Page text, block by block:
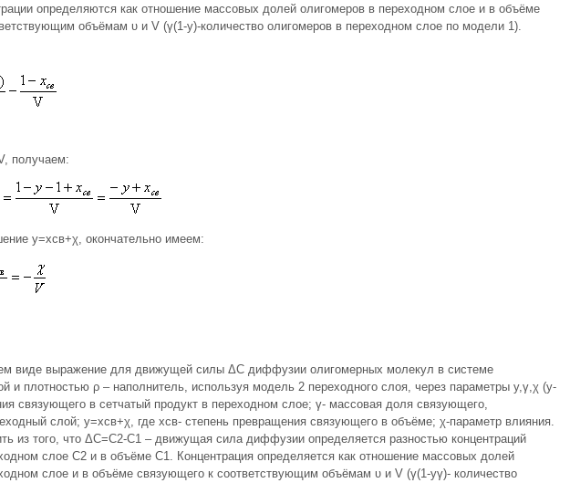
определяются как отношение массовых долей олигомеров в переходном слое и в объёме
объёмам υ и V (γ(1-y)-количество олигомеров в переходном слое по модели 1).
получаем:
y=xсв+χ, окончательно имеем:
виде выражение для движущей силы ΔС диффузии олигомерных молекул в системе
и плотностью ρ – наполнитель, используя модель 2 переходного слоя, через параметры y,γ,χ (y-
связующего в сетчатый продукт в переходном слое; γ- массовая доля связующего,
слой; y=xсв+χ, где xсв- степень превращения связующего в объёме; χ-параметр влияния.
из того, что ΔС=С2-С1 – движущая сила диффузии определяется разностью концентраций
слое С2 и в объёме С1. Концентрация определяется как отношение массовых долей
слое и в объёме связующего к соответствующим объёмам υ и V (γ(1-yγ)- количество